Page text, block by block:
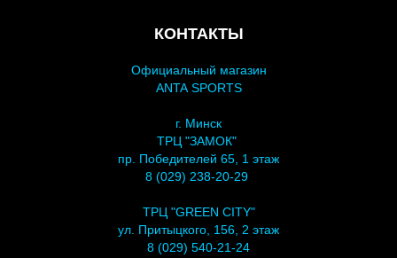
КОНТАКТЫ
Официальный магазин
ANTA SPORTS
г. Минск
ТРЦ "ЗАМОК"
пр. Победителей 65, 1 этаж
8 (029) 238-20-29
ТРЦ "GREEN CITY"
ул. Притыцкого, 156, 2 этаж
8 (029) 540-21-24